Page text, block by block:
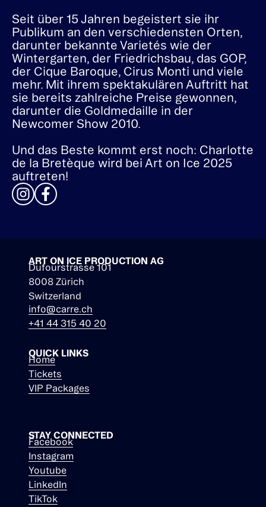
Seit über 15 Jahren begeistert sie ihr
Publikum an den verschiedensten Orten,
darunter bekannte Varietés wie der
Wintergarten, der Friedrichsbau, das GOP,
der Cique Baroque, Cirus Monti und viele
mehr. Mit ihrem spektakulären Auftritt hat
sie bereits zahlreiche Preise gewonnen,
darunter die Goldmedaille in der
Newcomer Show 2010.
Und das Beste kommt erst noch: Charlotte
de la Bretèque wird bei Art on Ice 2025
auftreten!
ART ON ICE PRODUCTION AG
Dufourstrasse 101
8008 Zürich
Switzerland
info@carre.ch
+41 44 315 40 20
QUICK LINKS
Home
Tickets
VIP Packages
STAY CONNECTED
Facebook
Instagram
Youtube
LinkedIn
TikTok